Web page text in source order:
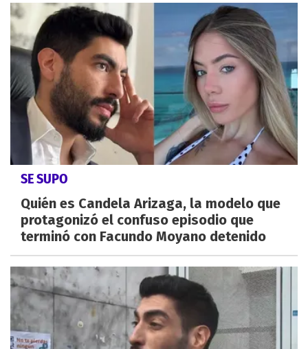
SE SUPO
Quién es Candela Arizaga, la modelo que
protagonizó el confuso episodio que
terminó con Facundo Moyano detenido